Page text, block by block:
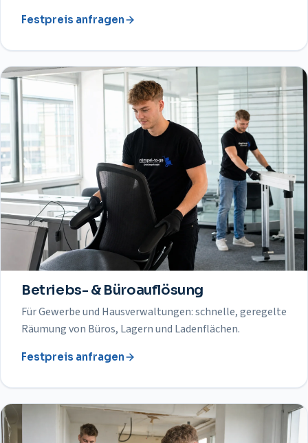
Festpreis anfragen
Betriebs- & Büroauflösung
Für Gewerbe und Hausverwaltungen: schnelle, geregelte
Räumung von Büros, Lagern und Ladenflächen.
Festpreis anfragen